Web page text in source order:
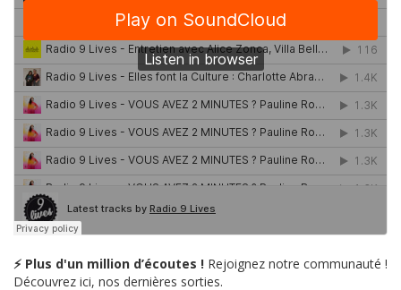
⚡ Plus d'un million d’écoutes ! Rejoignez notre communauté !
Découvrez ici, nos dernières sorties.